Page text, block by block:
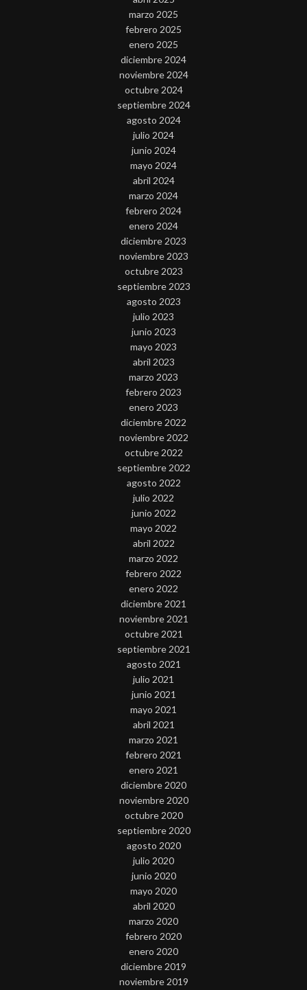
marzo 2025
febrero 2025
enero 2025
diciembre 2024
noviembre 2024
octubre 2024
septiembre 2024
agosto 2024
julio 2024
junio 2024
mayo 2024
abril 2024
marzo 2024
febrero 2024
enero 2024
diciembre 2023
noviembre 2023
octubre 2023
septiembre 2023
agosto 2023
julio 2023
junio 2023
mayo 2023
abril 2023
marzo 2023
febrero 2023
enero 2023
diciembre 2022
noviembre 2022
octubre 2022
septiembre 2022
agosto 2022
julio 2022
junio 2022
mayo 2022
abril 2022
marzo 2022
febrero 2022
enero 2022
diciembre 2021
noviembre 2021
octubre 2021
septiembre 2021
agosto 2021
julio 2021
junio 2021
mayo 2021
abril 2021
marzo 2021
febrero 2021
enero 2021
diciembre 2020
noviembre 2020
octubre 2020
septiembre 2020
agosto 2020
julio 2020
junio 2020
mayo 2020
abril 2020
marzo 2020
febrero 2020
enero 2020
diciembre 2019
noviembre 2019